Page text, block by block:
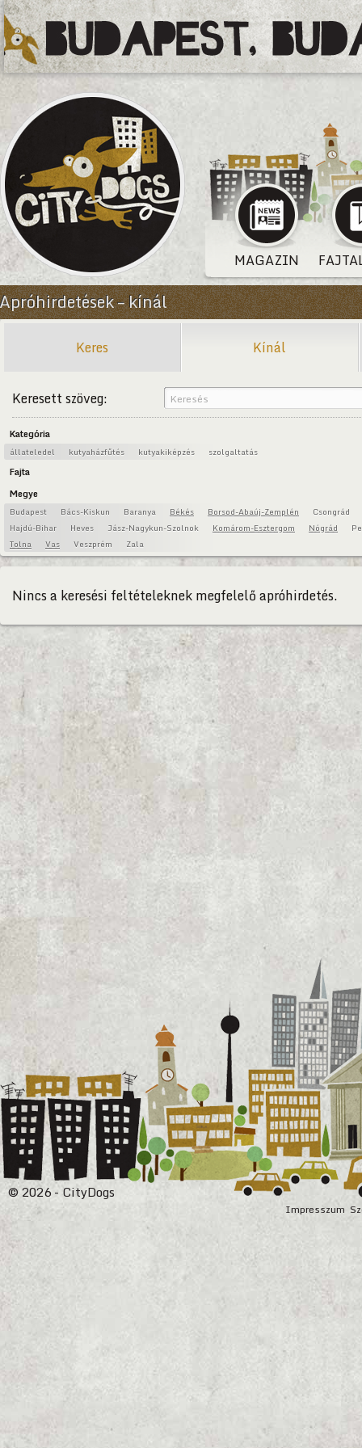
MAGAZIN
Apróhirdetések – kínál
Keres Kínál
Keresett szöveg:
Kategória
állateledel kutyaházfűtés kutyakiképzés szolgaltatás
Fajta
Megye
Budapest Bács-Kiskun Baranya Békés Borsod-Abaúj-Zemplén
Csongrád
Hajdú-Bihar
Heves Jász-Nagykun-Szolnok Komárom-Esztergom Nógrád
Tolna
Vas Veszprém Zala
Nincs a keresési feltételeknek megfelelő apróhirdetés.
Impresszum
© 2026 - CityDogs